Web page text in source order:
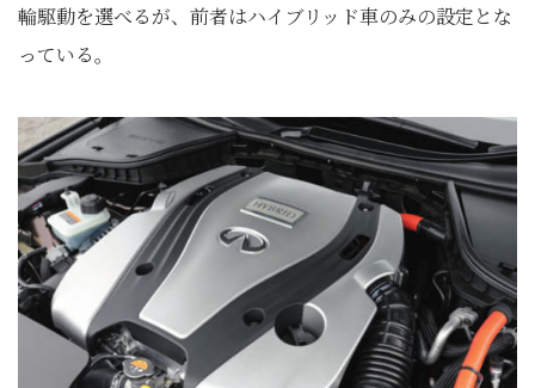
輪駆動を選べるが、前者はハイブリッド車のみの設定とな
っている。